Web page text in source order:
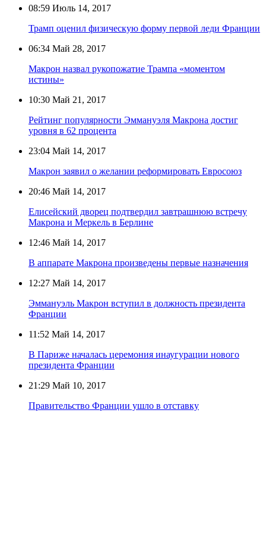
08:59 Июль 14, 2017
Трамп оценил физическую форму первой леди Франции
06:34 Май 28, 2017
Макрон назвал рукопожатие Трампа «моментом
истины»
10:30 Май 21, 2017
Рейтинг популярности Эммануэля Макрона достиг
уровня в 62 процента
23:04 Май 14, 2017
Макрон заявил о желании реформировать Евросоюз
20:46 Май 14, 2017
Елисейский дворец подтвердил завтрашнюю встречу
Макрона и Меркель в Берлине
12:46 Май 14, 2017
В аппарате Макрона произведены первые назначения
12:27 Май 14, 2017
Эммануэль Макрон вступил в должность президента
Франции
11:52 Май 14, 2017
В Париже началась церемония инаугурации нового
президента Франции
21:29 Май 10, 2017
Правительство Франции ушло в отставку